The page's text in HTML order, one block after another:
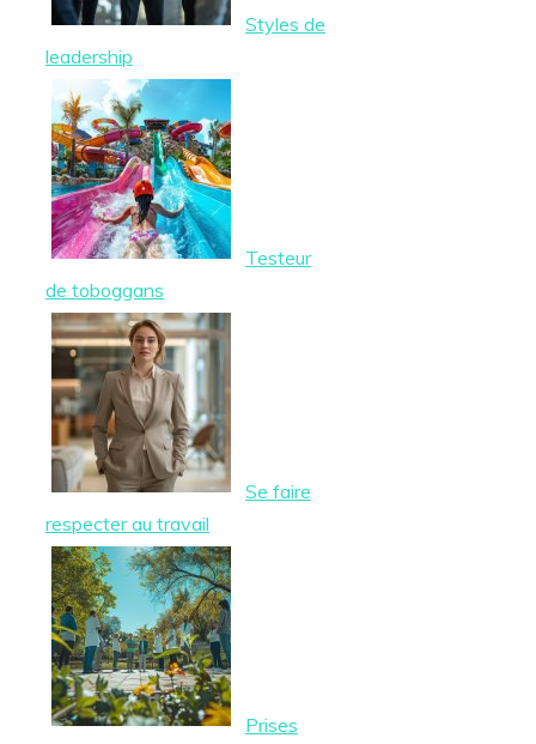
Styles de
leadership
Testeur
de toboggans
Se faire
respecter au travail
Prises